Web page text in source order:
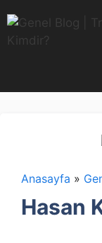
atla
Anasayfa »
Hasan